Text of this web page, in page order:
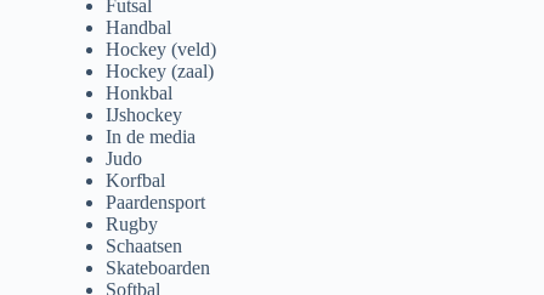
Futsal
Handbal
Hockey (veld)
Hockey (zaal)
Honkbal
IJshockey
In de media
Judo
Korfbal
Paardensport
Rugby
Schaatsen
Skateboarden
Softbal